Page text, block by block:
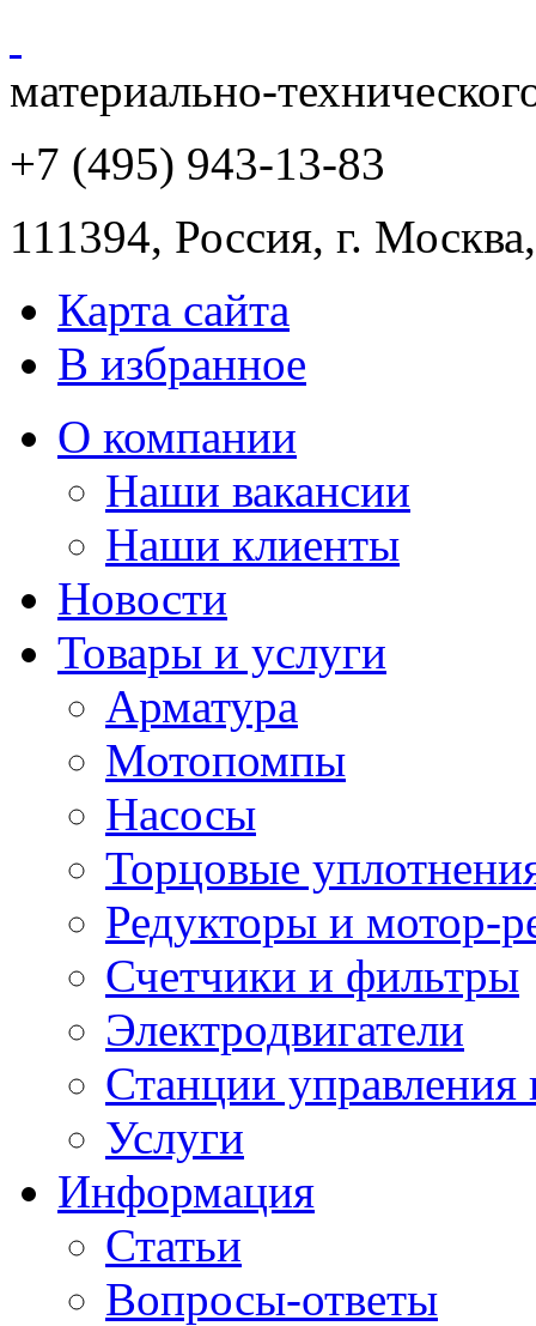
материально-
+7 (495) 943-13-83
111394, Россия, г. Москва
Карта сайта
В избранное
О компании
Наши вакансии
Наши клиенты
Новости
Товары и услуги
Арматура
Мотопомпы
Насосы
Торцовые
Редукторы и мотор-
Счетчики и фильтры
Электродвигатели
Станции управления
Услуги
Информация
Статьи
Вопросы-ответы